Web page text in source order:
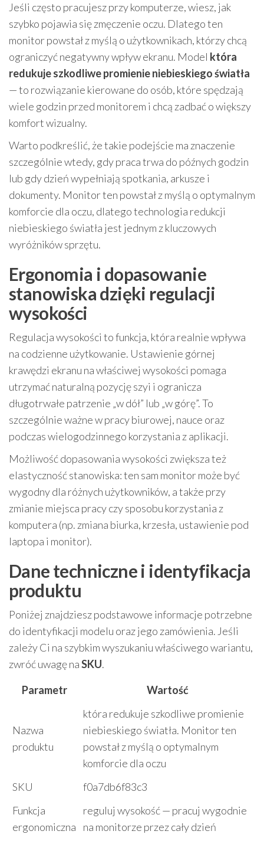
Jeśli często pracujesz przy komputerze, wiesz, jak
szybko pojawia się zmęczenie oczu. Dlatego ten
monitor powstał z myślą o użytkownikach, którzy chcą
ograniczyć negatywny wpływ ekranu. Model która
redukuje szkodliwe promienie niebieskiego światła
— to rozwiązanie kierowane do osób, które spędzają
wiele godzin przed monitorem i chcą zadbać o większy
komfort wizualny.
Warto podkreślić, że takie podejście ma znaczenie
szczególnie wtedy, gdy praca trwa do późnych godzin
lub gdy dzień wypełniają spotkania, arkusze i
dokumenty. Monitor ten powstał z myślą o optymalnym
komforcie dla oczu, dlatego technologia redukcji
niebieskiego światła jest jednym z kluczowych
wyróżników sprzętu.
Ergonomia i dopasowanie
stanowiska dzięki regulacji
wysokości
Regulacja wysokości to funkcja, która realnie wpływa
na codzienne użytkowanie. Ustawienie górnej
krawędzi ekranu na właściwej wysokości pomaga
utrzymać naturalną pozycję szyi i ogranicza
długotrwałe patrzenie „w dół” lub „w górę”. To
szczególnie ważne w pracy biurowej, nauce oraz
podczas wielogodzinnego korzystania z aplikacji.
Możliwość dopasowania wysokości zwiększa też
elastyczność stanowiska: ten sam monitor może być
wygodny dla różnych użytkowników, a także przy
zmianie miejsca pracy czy sposobu korzystania z
komputera (np. zmiana biurka, krzesła, ustawienie pod
laptopa i monitor).
Dane techniczne i identyfikacja
produktu
Poniżej znajdziesz podstawowe informacje potrzebne
do identyfikacji modelu oraz jego zamówienia. Jeśli
zależy Ci na szybkim wyszukaniu właściwego wariantu,
zwróć uwagę naSKU.
Parametr
Wartość
Nazwa
produktu
która redukuje szkodliwe promienie
niebieskiego światła. Monitor ten
powstał z myślą o optymalnym
komforcie dla oczu
SKU
f0a7db6f83c3
Funkcja
ergonomiczna
reguluj wysokość — pracuj wygodnie
na monitorze przez cały dzień